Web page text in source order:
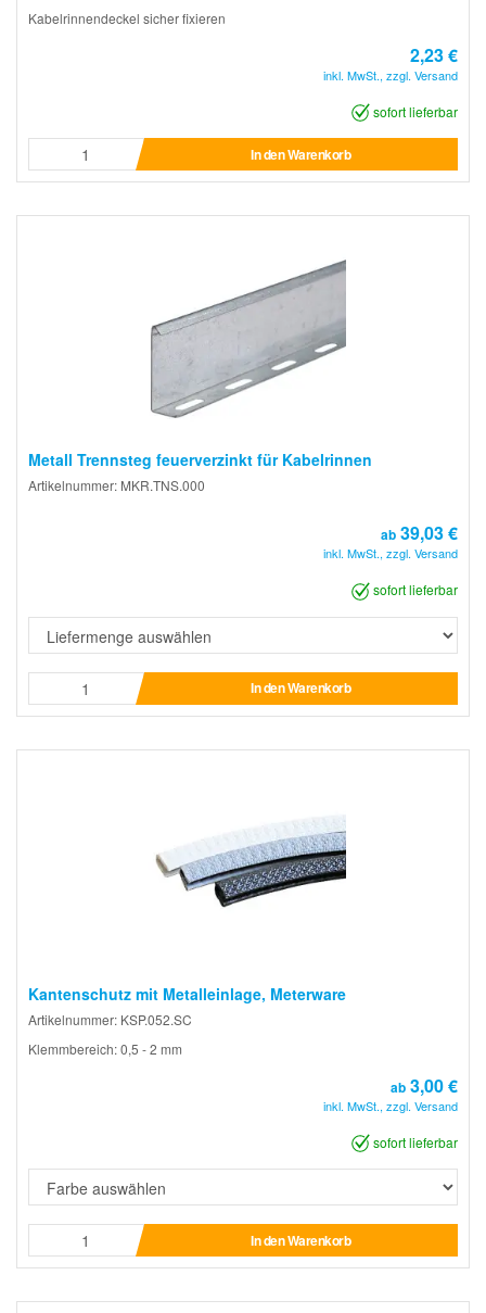
Kabelrinnendeckel sicher fixieren
2,23 €
inkl. MwSt., zzgl. Versand
sofort lieferbar
In den Warenkorb
Metall Trennsteg feuerverzinkt für Kabelrinnen
Artikelnummer: MKR.TNS.000
ab 39,03 €
inkl. MwSt., zzgl. Versand
sofort lieferbar
In den Warenkorb
Kantenschutz mit Metalleinlage, Meterware
Artikelnummer: KSP.052.SC
Klemmbereich: 0,5 - 2 mm
ab 3,00 €
inkl. MwSt., zzgl. Versand
sofort lieferbar
In den Warenkorb